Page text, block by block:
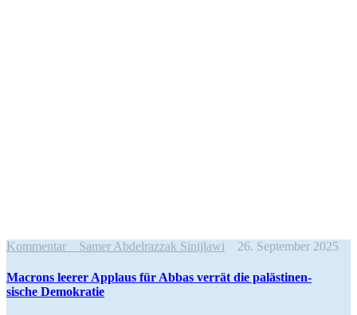
Kommentar Samer Abdelrazzak Sinijlawi 26. September 2025
Macrons leerer Applaus für Abbas verrät die paläs­ti­nen­
sische Demokratie